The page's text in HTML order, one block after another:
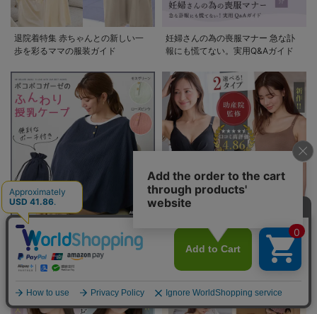
退院着特集 赤ちゃんとの新しい一
歩を彩るママの服装ガイド
妊婦さんの為の喪服マナー 急な訃
報にも慌てない。実用Q&Aガイド
ポコポコガーゼのふんわり授乳ケー
助産院監修 授乳ブラキャミ 選べる2